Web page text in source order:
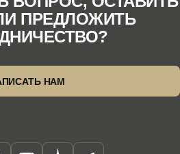
ПРЕДЛОЖИТЬ
НАМ